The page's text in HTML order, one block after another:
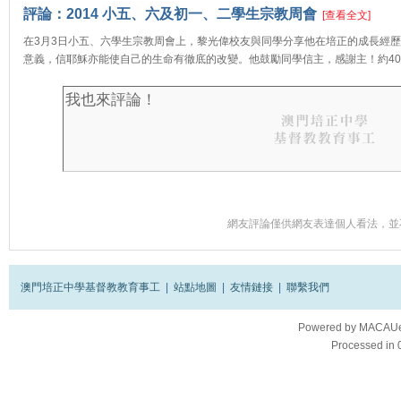
評論：2014 小五、六及初一、二學生宗教周會 [查看全文]
在3月3日小五、六學生宗教周會上，黎光偉校友與同學分享他在培正的成長經
意義，信耶穌亦能使自己的生命有徹底的改變。他鼓勵同學信主，感謝主！約
網友評論僅供網友表達個人看法，
澳門培正中學基督教教育事工 站點地圖 友情鏈接 聯繫我們
Powered by
Processed in